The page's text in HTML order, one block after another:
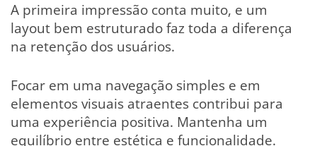
A primeira impressão conta muito, e um
layout bem estruturado faz toda a diferença
na retenção dos usuários.
Focar em uma navegação simples e em
elementos visuais atraentes contribui para
uma experiência positiva. Mantenha um
equilíbrio entre estética e funcionalidade.